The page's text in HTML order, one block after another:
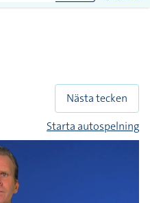
Nästa tecken
Starta autospelning